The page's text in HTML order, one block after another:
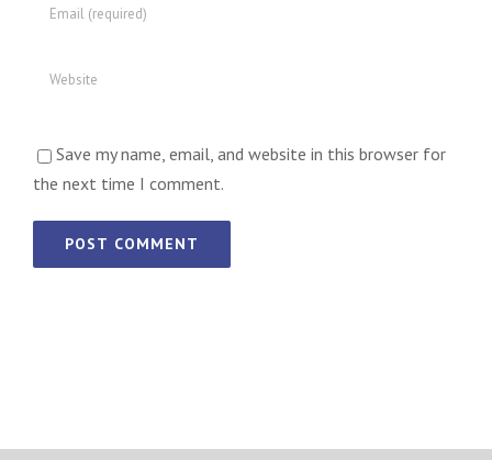
Save my name, email, and website in this browser for
the next time I comment.